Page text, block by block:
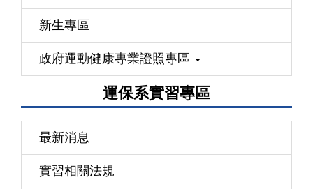
新生專區
政府運動健康專業證照專區
運保系實習專區
最新消息
實習相關法規